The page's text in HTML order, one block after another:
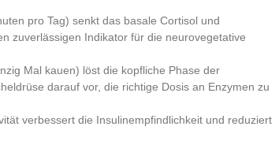
pro Tag) senkt das basale Cortisol und
zuverlässigen Indikator für die neurovegetative
Mal kauen) löst die kopfliche Phase der
darauf vor, die richtige Dosis an Enzymen zu
verbessert die Insulinempfindlichkeit und reduziert